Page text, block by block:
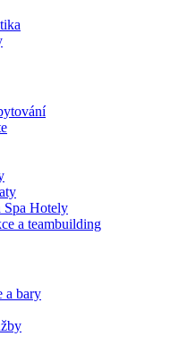
Spa Hotely
a teambuilding
a bary